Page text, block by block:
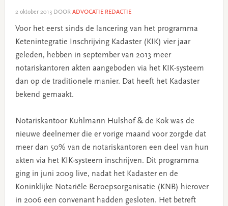
2 oktober 2013DOOR ADVOCATIE REDACTIE
Voor het eerst sinds de lancering van het programma
Ketenintegratie Inschrijving Kadaster (KIK) vier jaar
geleden, hebben in september van 2013 meer
notariskantoren akten aangeboden via het KIK-systeem
dan op de traditionele manier. Dat heeft het Kadaster
bekend gemaakt.
Notariskantoor Kuhlmann Hulshof & de Kok was de
nieuwe deelnemer die er vorige maand voor zorgde dat
meer dan 50% van de notariskantoren een deel van hun
akten via het KIK-systeem inschrijven. Dit programma
ging in juni 2009 live, nadat het Kadaster en de
Koninklijke Notariële Beroepsorganisatie (KNB) hierover
in 2006 een convenant hadden gesloten. Het betreft